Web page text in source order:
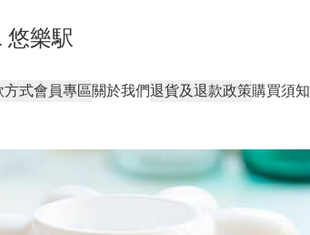
悠樂駅
方式會員專區關於我們退貨及退款政策購買須知